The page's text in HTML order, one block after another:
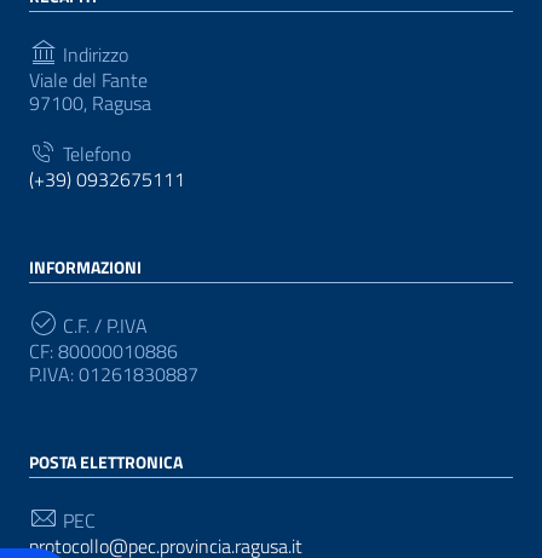
Indirizzo
Viale del Fante
97100, Ragusa
Telefono
(+39) 0932675111
INFORMAZIONI
C.F. / P.IVA
CF: 80000010886
P.IVA: 01261830887
POSTA ELETTRONICA
PEC
protocollo@pec.provincia.ragusa.it